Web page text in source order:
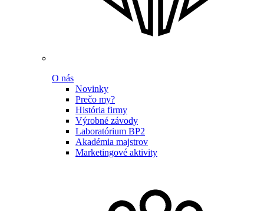
O nás
Novinky
Prečo my?
História firmy
Výrobné závody
Laboratórium BP2
Akadémia majstrov
Marketingové aktivity